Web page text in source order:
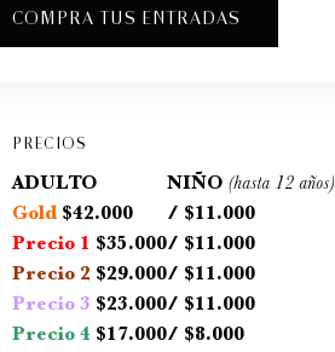
COMPRA TUS ENTRADAS
PRECIOS
ADULTO
Gold$42.000
Precio 1 $35.000
Precio 2 $29.000
Precio 3 $23.000
Precio 4 $17.000
NIÑO (hasta 12 años)
/ $11.000
/ $11.000
/ $11.000
/ $11.000
/ $8.000